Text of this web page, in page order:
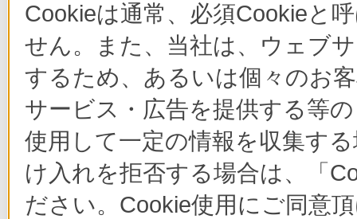
Cookieは通常、必須Cookieと
せん。また、当社は、ウェブ
するため、あるいは個々のお
サービス・広告を提供する等
使用して一定の情報を収集す
け入れを拒否する場合は、「
ださい。Cookie使用にご同意